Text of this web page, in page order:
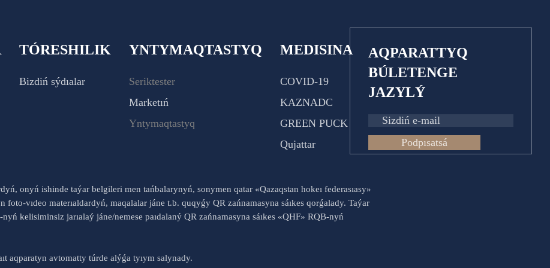
TÓRESHILIK
Bizdiń sýdıalar
YNTYMAQTASTYQ
Seriktester
Marketıń
Yntymaqtastyq
MEDISINA
COVID-19
KAZNADC
GREEN PUCK
Qujattar
AQPARATTYQ
BÚLETENGE
JAZYLÝ
Podpısatsá
onyń ishinde taýar belgileri men tańbalarynyń, sonymen qatar «Qazaqstan hokeı federasıasy»
vıdeo materıaldardyń, maqalalar jáne t.b. quqyǵy QR zańnamasyna sáıkes qorǵalady. Taýar
kelisiminsiz jarıalaý jáne/nemese paıdalaný QR zańnamasyna sáıkes «QHF» RQB-nyń
aqparatyn avtomatty túrde alýǵa tyıym salynady.